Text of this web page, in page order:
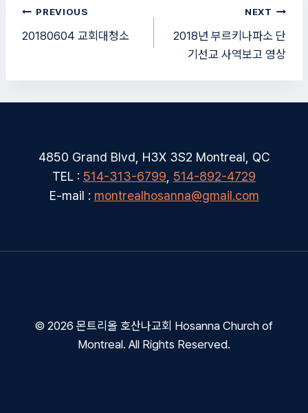
글
탐
PREVIOUS
20180604 교회대청소
NEXT
2018년 부르키나파소 단
기선교 사역보고 영상
4850 Grand Blvd, H3X 3S2 Montreal, QC
TEL : 514-313-6799 514-892-4729
E-mail : montrealhosanna@gmail.com
© 2026 몬트리올 호산나교회 Hosanna Church of
Montreal. All Rights Reserved.